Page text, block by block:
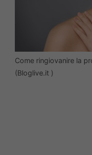
Come ringiovanire la
(Bloglive.it )